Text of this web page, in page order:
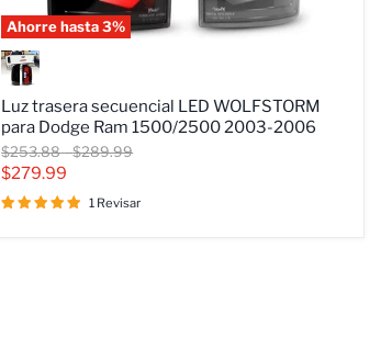
Ahorre hasta3%
Luz
trasera
secuencial
LED
WOLFSTORM
para
Dodge
Ram
1500/2500
2003-
Luz trasera secuencial LED WOLFSTORM
para Dodge Ram 1500/2500 2003-2006
Precio
original
$253.88-Precio
$289.99
Precio
actual
$279.99
1 Revisar